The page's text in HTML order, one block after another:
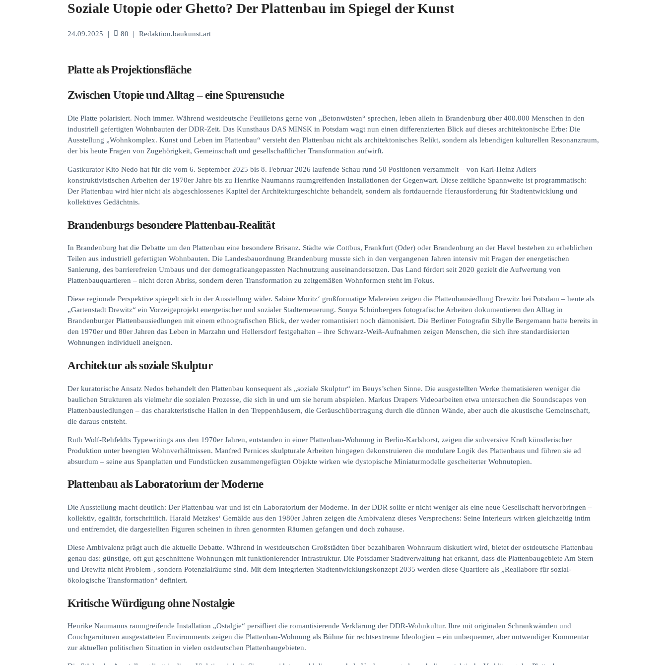
Soziale Utopie oder Ghetto? Der Plattenbau im Spiegel der Kunst
24.09.2025 | 80 | Redaktion.baukunst.art
Platte als Projektionsfläche
Zwischen Utopie und Alltag – eine Spurensuche
Die Platte polarisiert. Noch immer. Während westdeutsche Feuilletons gerne von „Betonwüsten“ sprechen, leben allein in Brandenburg über 400.000 Menschen in den
industriell gefertigten Wohnbauten der DDR-Zeit. Das Kunsthaus DAS MINSK in Potsdam wagt nun einen differenzierten Blick auf dieses architektonische Erbe: Die
Ausstellung „Wohnkomplex. Kunst und Leben im Plattenbau“ versteht den Plattenbau nicht als architektonisches Relikt, sondern als lebendigen kulturellen Resonanzraum,
der bis heute Fragen von Zugehörigkeit, Gemeinschaft und gesellschaftlicher Transformation aufwirft.
Gastkurator Kito Nedo hat für die vom 6. September 2025 bis 8. Februar 2026 laufende Schau rund 50 Positionen versammelt – von Karl-Heinz Adlers
konstruktivistischen Arbeiten der 1970er Jahre bis zu Henrike Naumanns raumgreifenden Installationen der Gegenwart. Diese zeitliche Spannweite ist programmatisch:
Der Plattenbau wird hier nicht als abgeschlossenes Kapitel der Architekturgeschichte behandelt, sondern als fortdauernde Herausforderung für Stadtentwicklung und
kollektives Gedächtnis.
Brandenburgs besondere Plattenbau-Realität
In Brandenburg hat die Debatte um den Plattenbau eine besondere Brisanz. Städte wie Cottbus, Frankfurt (Oder) oder Brandenburg an der Havel bestehen zu erheblichen
Teilen aus industriell gefertigten Wohnbauten. Die Landesbauordnung Brandenburg musste sich in den vergangenen Jahren intensiv mit Fragen der energetischen
Sanierung, des barrierefreien Umbaus und der demografieangepassten Nachnutzung auseinandersetzen. Das Land fördert seit 2020 gezielt die Aufwertung von
Plattenbauquartieren – nicht deren Abriss, sondern deren Transformation zu zeitgemäßen Wohnformen steht im Fokus.
Diese regionale Perspektive spiegelt sich in der Ausstellung wider. Sabine Moritz‘ großformatige Malereien zeigen die Plattenbausiedlung Drewitz bei Potsdam – heute als
„Gartenstadt Drewitz“ ein Vorzeigeprojekt energetischer und sozialer Stadterneuerung. Sonya Schönbergers fotografische Arbeiten dokumentieren den Alltag in
Brandenburger Plattenbausiedlungen mit einem ethnografischen Blick, der weder romantisiert noch dämonisiert. Die Berliner Fotografin Sibylle Bergemann hatte bereits in
den 1970er und 80er Jahren das Leben in Marzahn und Hellersdorf festgehalten – ihre Schwarz-Weiß-Aufnahmen zeigen Menschen, die sich ihre standardisierten
Wohnungen individuell aneignen.
Architektur als soziale Skulptur
Der kuratorische Ansatz Nedos behandelt den Plattenbau konsequent als „soziale Skulptur“ im Beuys’schen Sinne. Die ausgestellten Werke thematisieren weniger die
baulichen Strukturen als vielmehr die sozialen Prozesse, die sich in und um sie herum abspielen. Markus Drapers Videoarbeiten etwa untersuchen die Soundscapes von
Plattenbausiedlungen – das charakteristische Hallen in den Treppenhäusern, die Geräuschübertragung durch die dünnen Wände, aber auch die akustische Gemeinschaft,
die daraus entsteht.
Ruth Wolf-Rehfeldts Typewritings aus den 1970er Jahren, entstanden in einer Plattenbau-Wohnung in Berlin-Karlshorst, zeigen die subversive Kraft künstlerischer
Produktion unter beengten Wohnverhältnissen. Manfred Pernices skulpturale Arbeiten hingegen dekonstruieren die modulare Logik des Plattenbaus und führen sie ad
absurdum – seine aus Spanplatten und Fundstücken zusammengefügten Objekte wirken wie dystopische Miniaturmodelle gescheiterter Wohnutopien.
Plattenbau als Laboratorium der Moderne
Die Ausstellung macht deutlich: Der Plattenbau war und ist ein Laboratorium der Moderne. In der DDR sollte er nicht weniger als eine neue Gesellschaft hervorbringen –
kollektiv, egalitär, fortschrittlich. Harald Metzkes‘ Gemälde aus den 1980er Jahren zeigen die Ambivalenz dieses Versprechens: Seine Interieurs wirken gleichzeitig intim
und entfremdet, die dargestellten Figuren scheinen in ihren genormten Räumen gefangen und doch zuhause.
Diese Ambivalenz prägt auch die aktuelle Debatte. Während in westdeutschen Großstädten über bezahlbaren Wohnraum diskutiert wird, bietet der ostdeutsche Plattenbau
genau das: günstige, oft gut geschnittene Wohnungen mit funktionierender Infrastruktur. Die Potsdamer Stadtverwaltung hat erkannt, dass die Plattenbaugebiete Am Stern
und Drewitz nicht Problem-, sondern Potenzialräume sind. Mit dem Integrierten Stadtentwicklungskonzept 2035 werden diese Quartiere als „Reallabore für sozial-
ökologische Transformation“ definiert.
Kritische Würdigung ohne Nostalgie
Henrike Naumanns raumgreifende Installation „Ostalgie“ persifliert die romantisierende Verklärung der DDR-Wohnkultur. Ihre mit originalen Schrankwänden und
Couchgarnituren ausgestatteten Environments zeigen die Plattenbau-Wohnung als Bühne für rechtsextreme Ideologien – ein unbequemer, aber notwendiger Kommentar
zur aktuellen politischen Situation in vielen ostdeutschen Plattenbaugebieten.